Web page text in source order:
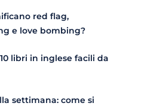
red flag,
e love bombing?
libri in inglese facili da
settimana: come si